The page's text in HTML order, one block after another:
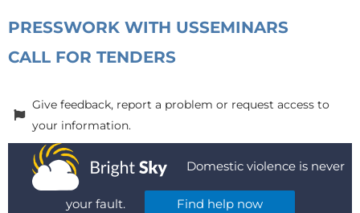
PRESSWORK WITH USSEMINARS
CALL FOR TENDERS
Give feedback, report a problem or request access to
your information.
Domestic violence is never
your fault. Find help now